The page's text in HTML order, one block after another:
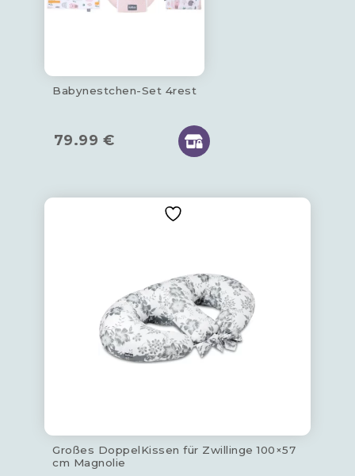
Babynestchen-Set 4rest
79.99 €
Großes DoppelKissen für Zwillinge 100×57
cm Magnolie